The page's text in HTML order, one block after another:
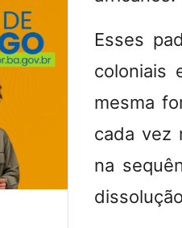
Esses
coloniais
mesma
cada vez
na